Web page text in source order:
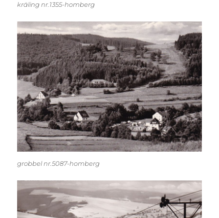
kräling nr.1355-homberg
grobbel nr.5087-homberg